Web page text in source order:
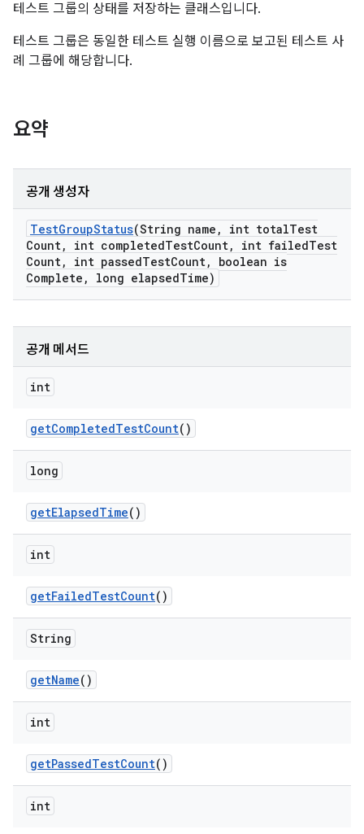
테스트 그룹의 상태를 저장하는 클래스입니다.
테스트 그룹은 동일한 테스트 실행 이름으로 보고된 테스트 사
례 그룹에 해당합니다.
요약
공개 생성자
TestGroupStatus(String name , int totalTest
Count, int completedTestCount, int failedTest
Count, int passedTestCount,
boolean is
Complete , long elapsedTime)
공개 메서드
int
getCompletedTestCount()
long
getElapsedTime()
int
getFailedTestCount()
String
getName()
int
getPassedTestCount()
int